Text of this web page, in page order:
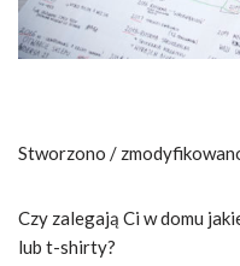
Stworzono /
Czy zalegają Ci w domu
lub t-shirty?